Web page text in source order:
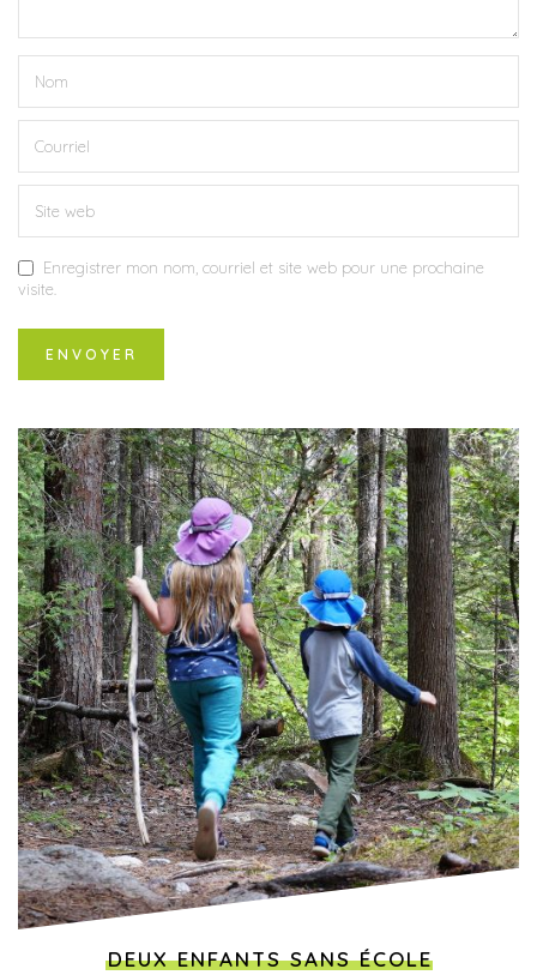
Enregistrer mon nom, courriel et site web pour une prochaine
visite.
DEUX ENFANTS SANS ÉCOLE